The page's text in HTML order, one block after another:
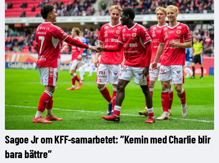
Sagoe Jr om KFF-samarbetet: ”Kemin med Charlie blir
bara bättre”